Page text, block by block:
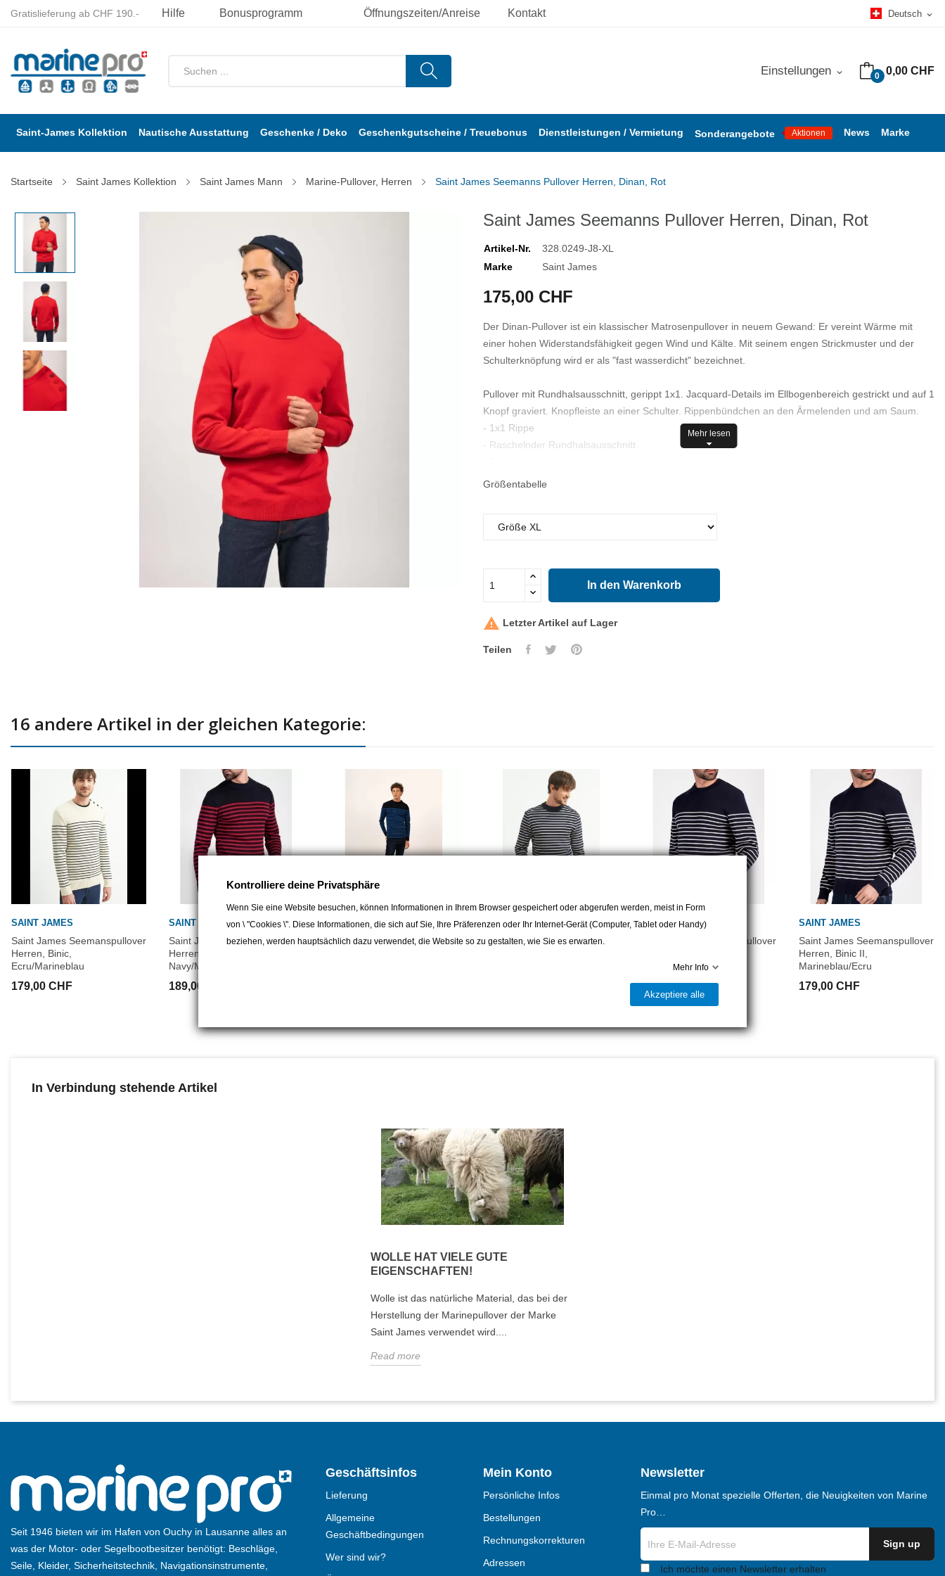
Öffnungszeiten/Anreise Kontakt Deutsch expand_more
Gratislieferung ab CHF 190.- Hilfe Bonusprogramm
0 0,00 CHF
Einstellungen expand_more
Saint-James Kollektion Nautische Ausstattung Geschenke / Deko Geschenkgutscheine / Treuebonus Dienstleistungen / Vermietung Sonderangebote Aktionen News Marke
Startseite Saint James Kollektion Saint James Mann Marine-Pullover, Herren Saint James Seemanns Pullover Herren, Dinan, Rot
Saint James Seemanns Pullover Herren, Dinan, Rot
Artikel-Nr.
328.0249-J8-XL
Marke
Saint James
175,00 CHF
Der Dinan-Pullover ist ein klassischer Matrosenpullover in neuem Gewand: Er vereint Wärme mit
einer hohen Widerstandsfähigkeit gegen Wind und Kälte. Mit seinem engen Strickmuster und der
Schulterknöpfung wird er als "fast wasserdicht" bezeichnet.
Pullover mit Rundhalsausschnitt, gerippt 1x1. Jacquard-Details im Ellbogenbereich gestrickt und auf 1
Knopf graviert. Knopfleiste an einer Schulter. Rippenbündchen an den Ärmelenden und am Saum.
- 1x1 Rippe
- Raschelnder Rundhalsausschnitt
- Details im Ellenbogenbereich und graviert auf einem Knopf.
- und Saumabschlüssen.
Mehr lesen
Größentabelle
In den Warenkorb
 Letzter Artikel auf Lager
Teilen
16 andere Artikel in der gleichen Kategorie:
SAINT JAMES
Saint James Seemanspullover
Herren, Binic,
Ecru/Marineblau
179,00 CHF
SAINT JAMES
Saint James Seemanspullover
Herren, Rochefort R,
Navy/Medoc
189,00 CHF
SAINT JAMES
Saint James Seemanspullover
SAINT JAMES
Saint James Seemanns
SAINT JAMES
Saint James Seemanspullover
Marineblau/Ecru
179,00 CHF
SAINT JAMES
Saint James Seemanspullover
Herren, Binic II,
Marineblau/Ecru
179,00 CHF
In Verbindung stehende Artikel
WOLLE HAT VIELE GUTE
EIGENSCHAFTEN!
Wolle ist das natürliche Material, das bei der
Herstellung der Marinepullover der Marke
Saint James verwendet wird....
Read more
Seit 1946 bieten wir im Hafen von Ouchy in Lausanne alles an
was der Motor- oder Segelbootbesitzer benötigt: Beschläge,
Seile, Kleider, Sicherheitstechnik, Navigationsinstrumente,
Geschäftsinfos
Lieferung
Allgemeine
Geschäftbedingungen
Wer sind wir?
Mein Konto
Persönliche Infos
Bestellungen
Rechnungskorrekturen
Adressen
Newsletter
Einmal pro Monat spezielle Offerten, die Neuigkeiten von Marine
Pro…
Ich möchte einen Newsletter erhalten
Kontrolliere deine Privatsphäre
Wenn Sie eine Website besuchen, können Informationen in Ihrem Browser gespeichert oder abgerufen werden, meist in Form
von \ "Cookies \". Diese Informationen, die sich auf Sie, Ihre Präferenzen oder Ihr Internet-Gerät (Computer, Tablet oder Handy)
beziehen, werden hauptsächlich dazu verwendet, die Website so zu gestalten, wie Sie es erwarten.
Mehr Info
Akzeptiere alle